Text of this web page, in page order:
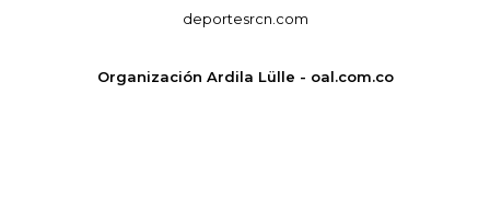
deportesrcn.com
Organización Ardila Lülle - oal.com.co